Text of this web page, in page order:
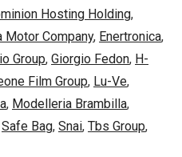
Hosting Holding,
Motor Company, Enertronica,
Group, Giorgio Fedon, H-
Film Group, Lu-Ve,
, Modelleria Brambilla,
Safe Bag, Snai, Tbs Group,